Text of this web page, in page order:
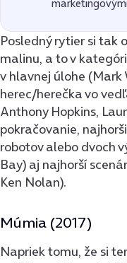
Posledný rytier si tak
malinu, a to v
v hlavnej úlohe (Mark
herec/herečka vo
Anthony Hopkins,
pokračovanie,
robotov alebo dvoch
Bay) aj najhorší
Ken Nolan).
Múmia (2017)
Napriek tomu, že si